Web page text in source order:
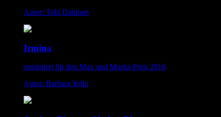
Autor: Tobi Dahmen
Irmina
nominiert für den Max und Moritz-Preis 2016
Autor: Barbara Yelin